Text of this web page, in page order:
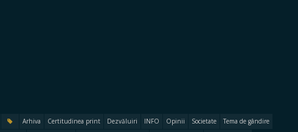
Arhiva Certitudinea print Dezvăluiri INFO Opinii Societate
Tema de gândire